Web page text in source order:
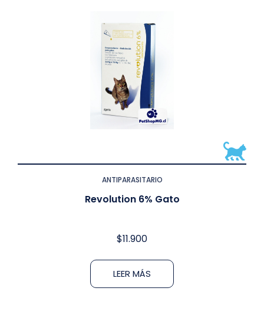
ANTIPARASITARIO
Revolution 6% Gato
$11.900
LEER MÁS